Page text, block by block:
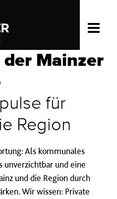
Mainzer
für
Region
Als kommunales
unverzichtbar und eine
und die Region durch
Wir wissen: Private